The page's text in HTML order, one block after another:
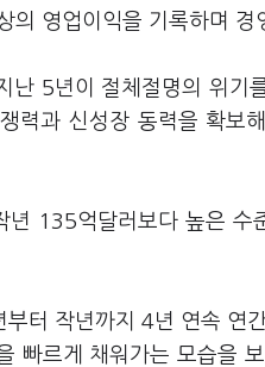
영업이익을 기록하며 경
난 5년이 절체절명의 위기
력과 신성장 동력을 확보
135억달러보다 높은 수
터 작년까지 4년 연속 연
빠르게 채워가는 모습을